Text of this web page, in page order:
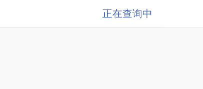
正在查询中